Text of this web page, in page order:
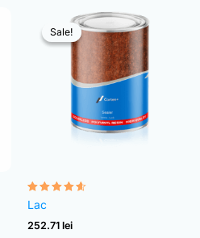
Sale!
Sale!
Evaluat la
4.54
din 5
Lac
252.71 lei